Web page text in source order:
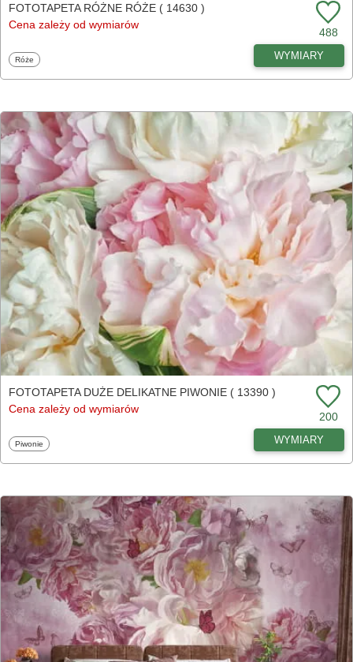
FOTOTAPETA RÓŻNE RÓŻE ( 14630 )
Cena zależy od wymiarów
488
Fototapety
Róże WYMIARY
FOTOTAPETA DUŻE DELIKATNE PIWONIE ( 13390 )
Cena zależy od wymiarów
200
Fototapety
Piwonie WYMIARY